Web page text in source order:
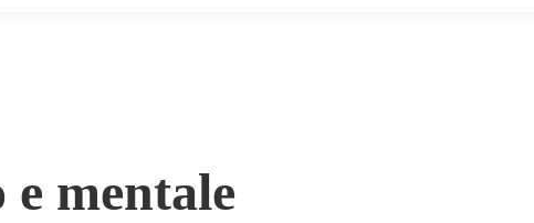
e mentale